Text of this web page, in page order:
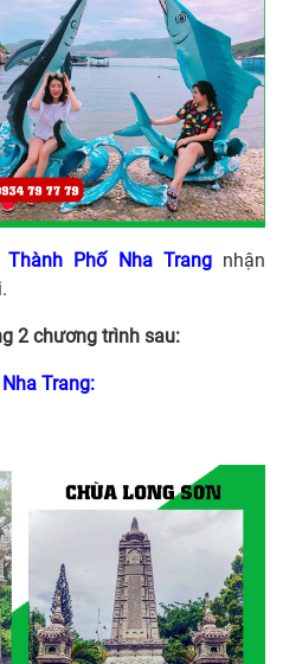
Thành Phố Nha Trangnhận
2 chương trình sau:
Nha Trang: